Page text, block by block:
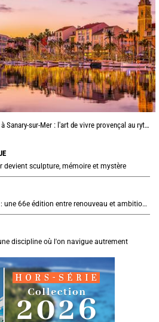
Sanary-sur-Mer : l'art de vivre provençal au rythme du port
devient sculpture, mémoire et mystère
Salon nautique de Gênes 2026 : une 66e édition entre renouveau et ambitions internationales
discipline où l'on navigue autrement